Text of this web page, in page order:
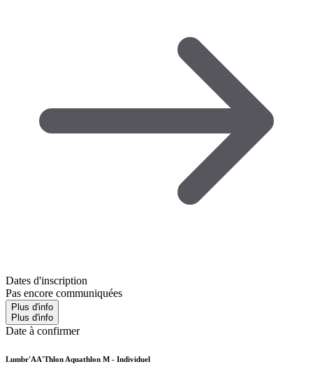
Dates d'inscription
Pas encore communiquées
Plus d'info
Plus d'info
Date à confirmer
Lumbr'AA'Thlon Aquathlon M - Individuel